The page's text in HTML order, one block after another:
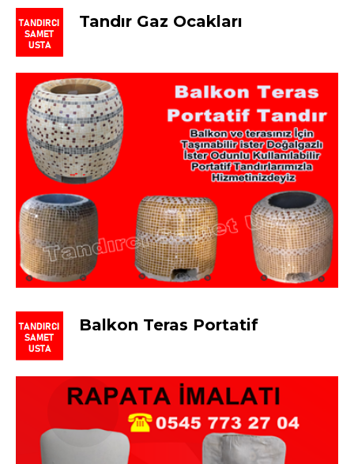
Tandır Gaz Ocakları
Balkon Teras Portatif